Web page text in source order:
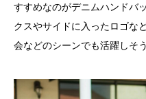
すすめなのがデニムハンドバ
クスやサイドに入ったロゴな
会などのシーンでも活躍しそ